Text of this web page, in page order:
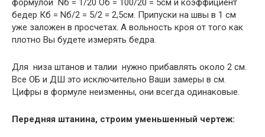
формулой Nб = 1/20 Об = 100/20 = 5см и коэффициент
бедер Кб = Nб/2 = 5/2 = 2,5см. Припуски на швы в 1 см
уже заложен в просчетах. А вольность кроя от того как
плотно Вы будете измерять бедра.
Для низа штанов и талии нужно прибавлять около 2 см.
Все ОБ и ДШ это исключительно Ваши замеры в см.
Цифры в формуле неизменны, они всегда одинаковые.
Передняя штанина, строим уменьшенный чертеж: